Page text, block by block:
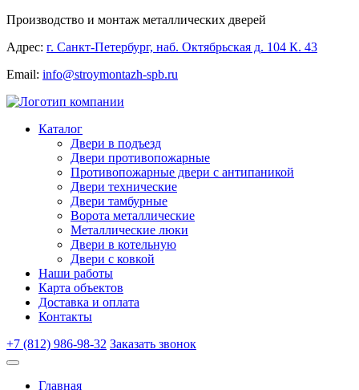
Производство и монтаж металлических дверей
Адрес: г. Санкт-Петербург, наб. Октябрьская д. 104 К. 43
Email: info@stroymontazh-spb.ru
Каталог
Двери в подъезд
Двери противопожарные
Противопожарные двери с антипаникой
Двери технические
Двери тамбурные
Ворота металлические
Металлические люки
Двери в котельную
Двери с ковкой
Наши работы
Карта объектов
Доставка и оплата
Контакты
+7 (812) 986-98-32 Заказать звонок
Главная